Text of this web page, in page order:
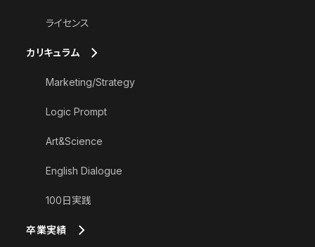
ライセンス
カリキュラム
Marketing/Strategy
Logic Prompt
Art&Science
English Dialogue
100日実践
卒業実績